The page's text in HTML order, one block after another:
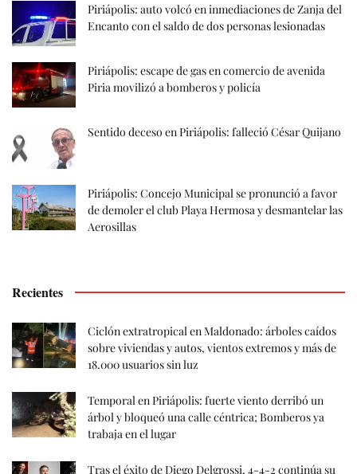
Piriápolis: auto volcó en inmediaciones de Zanja del
Encanto con el saldo de dos personas lesionadas
Piriápolis: escape de gas en comercio de avenida
Piria movilizó a bomberos y policía
Sentido deceso en Piriápolis: falleció César Quijano
Piriápolis: Concejo Municipal se pronunció a favor
de demoler el club Playa Hermosa y desmantelar las
Aerosillas
Recientes
Ciclón extratropical en Maldonado: árboles caídos
sobre viviendas y autos, vientos extremos y más de
18.000 usuarios sin luz
Temporal en Piriápolis: fuerte viento derribó un
árbol y bloqueó una calle céntrica; Bomberos ya
trabaja en el lugar
Tras el éxito de Diego Delgrossi, 4-4-2 continúa su